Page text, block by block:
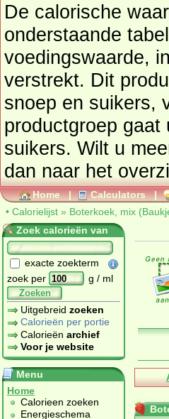
De calorische
onderstaande tabel.
voedingswaarde,
verstrekt.
snoep en suikers, voor een overzicht van producten uit deze
productgroep
suikers. Wilt u
dan
Home | Calculators |
• Calorielijst » Boterkoek, mix
Zoek calorieën van
exacte zoekterm
zoek per
g / ml
Zoeken
Uitgebreid zoeken
Calorieën per portie
Calorieën archief
Voor je website
Menu
Home
Calorieen zoeken
Energieschema